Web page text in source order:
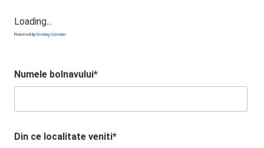
Loading...
Powered by Booking Calendar
Numele bolnavului*
Din ce localitate veniti*